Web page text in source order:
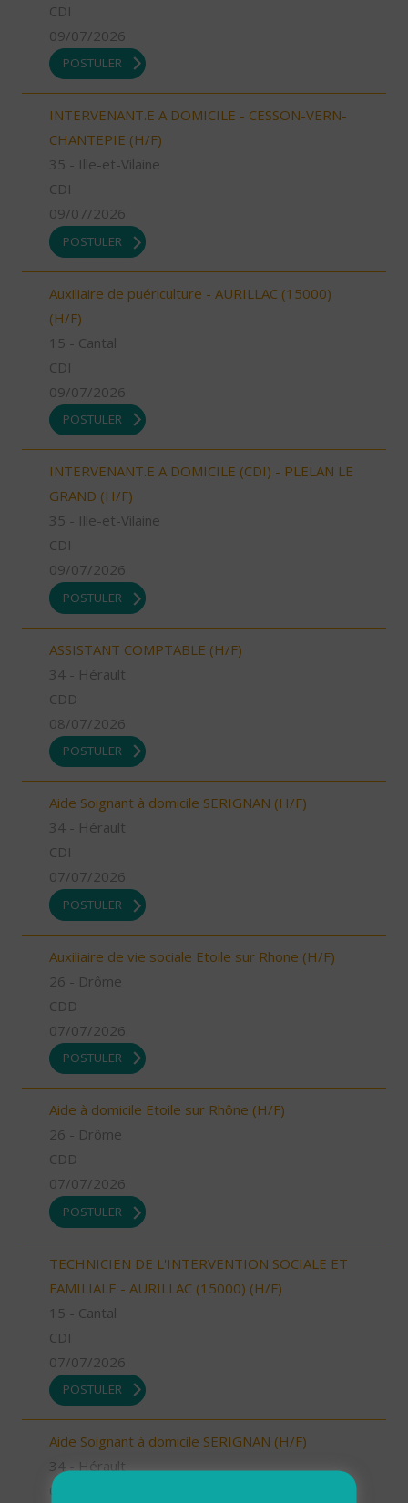
CDI
09/07/2026
POSTULER
INTERVENANT.E A DOMICILE - CESSON-VERN-
CHANTEPIE (H/F)
35 - Ille-et-Vilaine
CDI
09/07/2026
POSTULER
Auxiliaire de puériculture - AURILLAC (15000)
(H/F)
15 - Cantal
CDI
09/07/2026
POSTULER
INTERVENANT.E A DOMICILE (CDI) - PLELAN LE
GRAND (H/F)
35 - Ille-et-Vilaine
CDI
09/07/2026
POSTULER
ASSISTANT COMPTABLE (H/F)
34 - Hérault
CDD
08/07/2026
POSTULER
Aide Soignant à domicile SERIGNAN (H/F)
34 - Hérault
CDI
07/07/2026
POSTULER
Auxiliaire de vie sociale Etoile sur Rhone (H/F)
26 - Drôme
CDD
07/07/2026
POSTULER
Aide à domicile Etoile sur Rhône (H/F)
26 - Drôme
CDD
07/07/2026
POSTULER
TECHNICIEN DE L'INTERVENTION SOCIALE ET
FAMILIALE - AURILLAC (15000) (H/F)
15 - Cantal
CDI
07/07/2026
POSTULER
Aide Soignant à domicile SERIGNAN (H/F)
34 - Hérault
CDD